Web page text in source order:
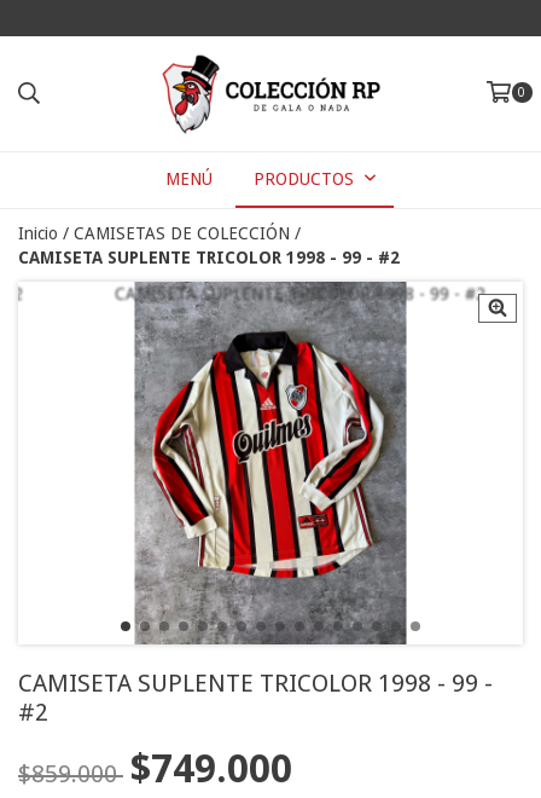
0
MENÚ PRODUCTOS
Inicio / CAMISETAS DE COLECCIÓN /
CAMISETA SUPLENTE TRICOLOR 1998 - 99 - #2
CAMISETA SUPLENTE TRICOLOR 1998 - 99 -
#2
$859.000 $749.000